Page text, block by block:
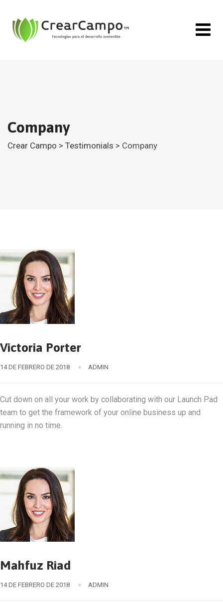
content
Company
Crear Campo > Testimonials > Company
Victoria Porter
14 DE FEBRERO DE 2018 ADMIN
Cut down on all your work by collaborating with our Launch Pad
team to get the framework of your online business up and
running in no time.
Mahfuz Riad
14 DE FEBRERO DE 2018 ADMIN